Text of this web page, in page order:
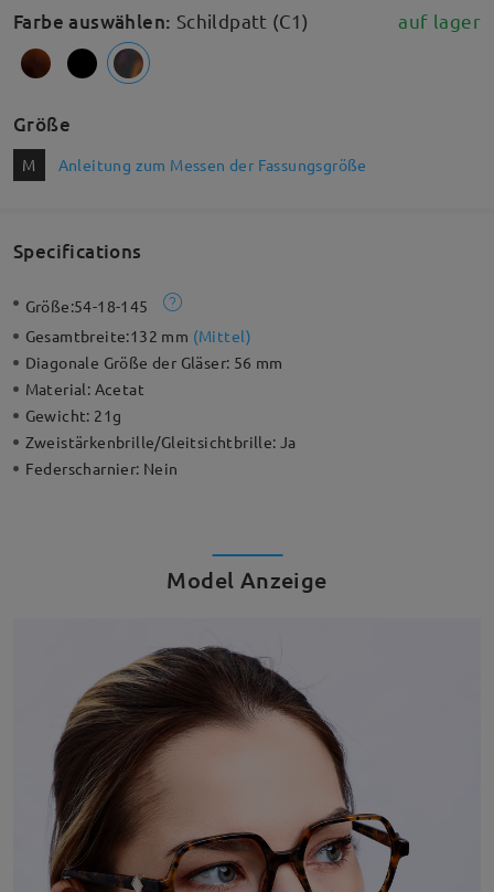
Farbe auswählen: Schildpatt (C1) auf lager
Größe
M Anleitung zum Messen der Fassungsgröße
Specifications
Größe:54-18-145
Gesamtbreite:132 mm (Mittel)
Diagonale Größe der Gläser: 56 mm
Material: Acetat
Gewicht: 21g
Zweistärkenbrille/Gleitsichtbrille:Ja
Federscharnier: Nein
Model Anzeige